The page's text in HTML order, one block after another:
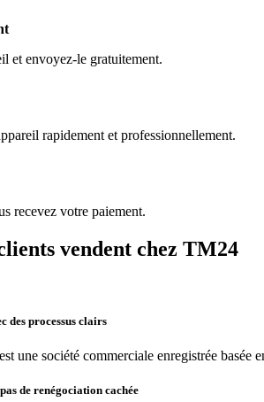
et envoyez-le gratuitement.
rapidement et professionnellement.
recevez votre paiement.
vendent chez TM24
des processus clairs
une société commerciale enregistrée
de renégociation cachée